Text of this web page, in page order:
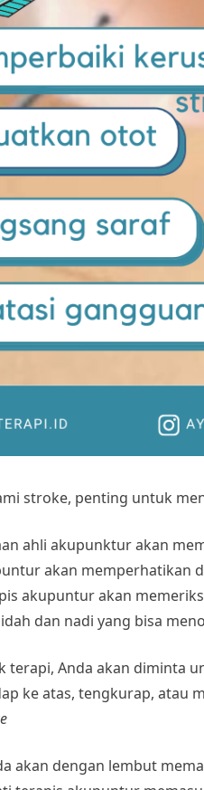
stroke, penting untuk
ahli akupunktur akan
akan memperhatikan
akupuntur akan
dan nadi yang bisa
terapi, Anda akan diminta
ke atas, tengkurap, atau
akan dengan lembut